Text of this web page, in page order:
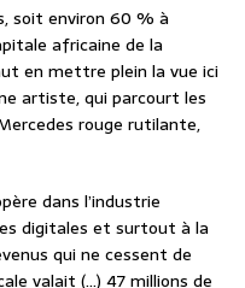
soit environ 60 % à
africaine de la
en mettre plein la vue ici
artiste, qui parcourt les
rouge rutilante,
dans l’industrie
digitales et surtout à la
qui ne cessent de
valait (…) 47 millions de